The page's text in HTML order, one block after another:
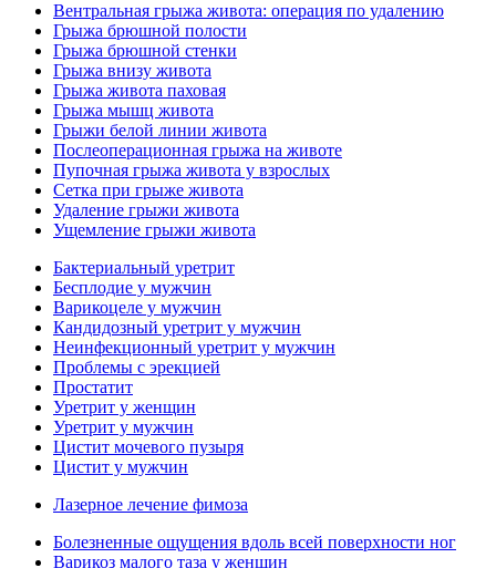
Вентральная грыжа живота: операция по удалению
Грыжа брюшной полости
Грыжа брюшной стенки
Грыжа внизу живота
Грыжа живота паховая
Грыжа мышц живота
Грыжи белой линии живота
Послеоперационная грыжа на животе
Пупочная грыжа живота у взрослых
Сетка при грыже живота
Удаление грыжи живота
Ущемление грыжи живота
Бактериальный уретрит
Бесплодие у мужчин
Варикоцеле у мужчин
Кандидозный уретрит у мужчин
Неинфекционный уретрит у мужчин
Проблемы с эрекцией
Простатит
Уретрит у женщин
Уретрит у мужчин
Цистит мочевого пузыря
Цистит у мужчин
Лазерное лечение фимоза
Болезненные ощущения вдоль всей поверхности ног
Варикоз малого таза у женщин